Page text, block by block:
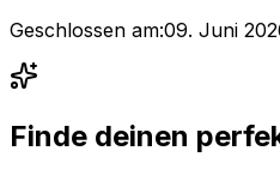
Geschlossen am:09. Juni
Finde deinen